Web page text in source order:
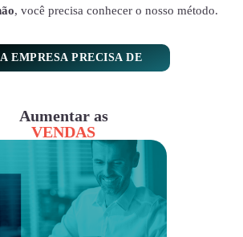
, você precisa conhecer o nosso método.
EMPRESA PRECISA DE
Aumentar as
VENDAS